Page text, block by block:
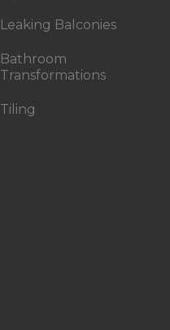
Leaking Balconies
Bathroom
Transformations
Tiling